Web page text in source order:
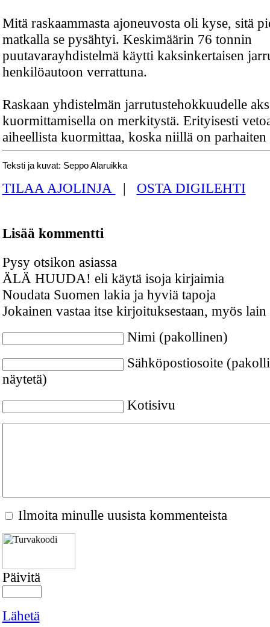
Mitä raskaammasta ajoneuvosta oli kyse, sitä
matkalla se pysähtyi. Keskimäärin 76 tonnin
puutavarayhdistelmä käytti kaksinkertaisen
henkilöautoon verrattuna.
Raskaan yhdistelmän jarrutustehokkuudelle
kuormittamisella on merkitystä. Erityisesti
aiheellista kuormittaa, koska niillä on parhaiten
Teksti ja kuvat: Seppo Alaruikka
TILAA AJOLINJA | OSTA DIGILEHTI
Lisää kommentti
Pysy otsikon asiassa
ÄLÄ HUUDA! eli käytä isoja kirjaimia
Noudata Suomen lakia ja hyviä tapoja
Jokainen vastaa itse kirjoituksestaan, myös lain
Nimi (pakollinen)
Sähköpostiosoite
näytetä)
Kotisivu
Ilmoita minulle uusista kommenteista
Päivitä
Lähetä